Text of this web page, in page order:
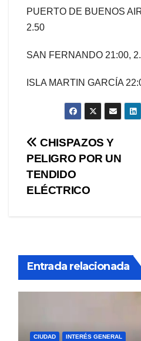
PUERTO DE BUENOS
2.50
SAN FERNANDO 21:00,
ISLA MARTIN GARCÍA
Navegación
de
entradas
CHISPAZOS Y
PELIGRO POR UN
TENDIDO
ELÉCTRICO
Entrada relacionada
CIUDAD INTERÉS GENERAL